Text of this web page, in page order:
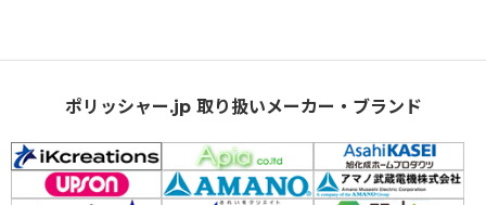
ポリッシャー.jp 取り扱いメーカー・ブランド